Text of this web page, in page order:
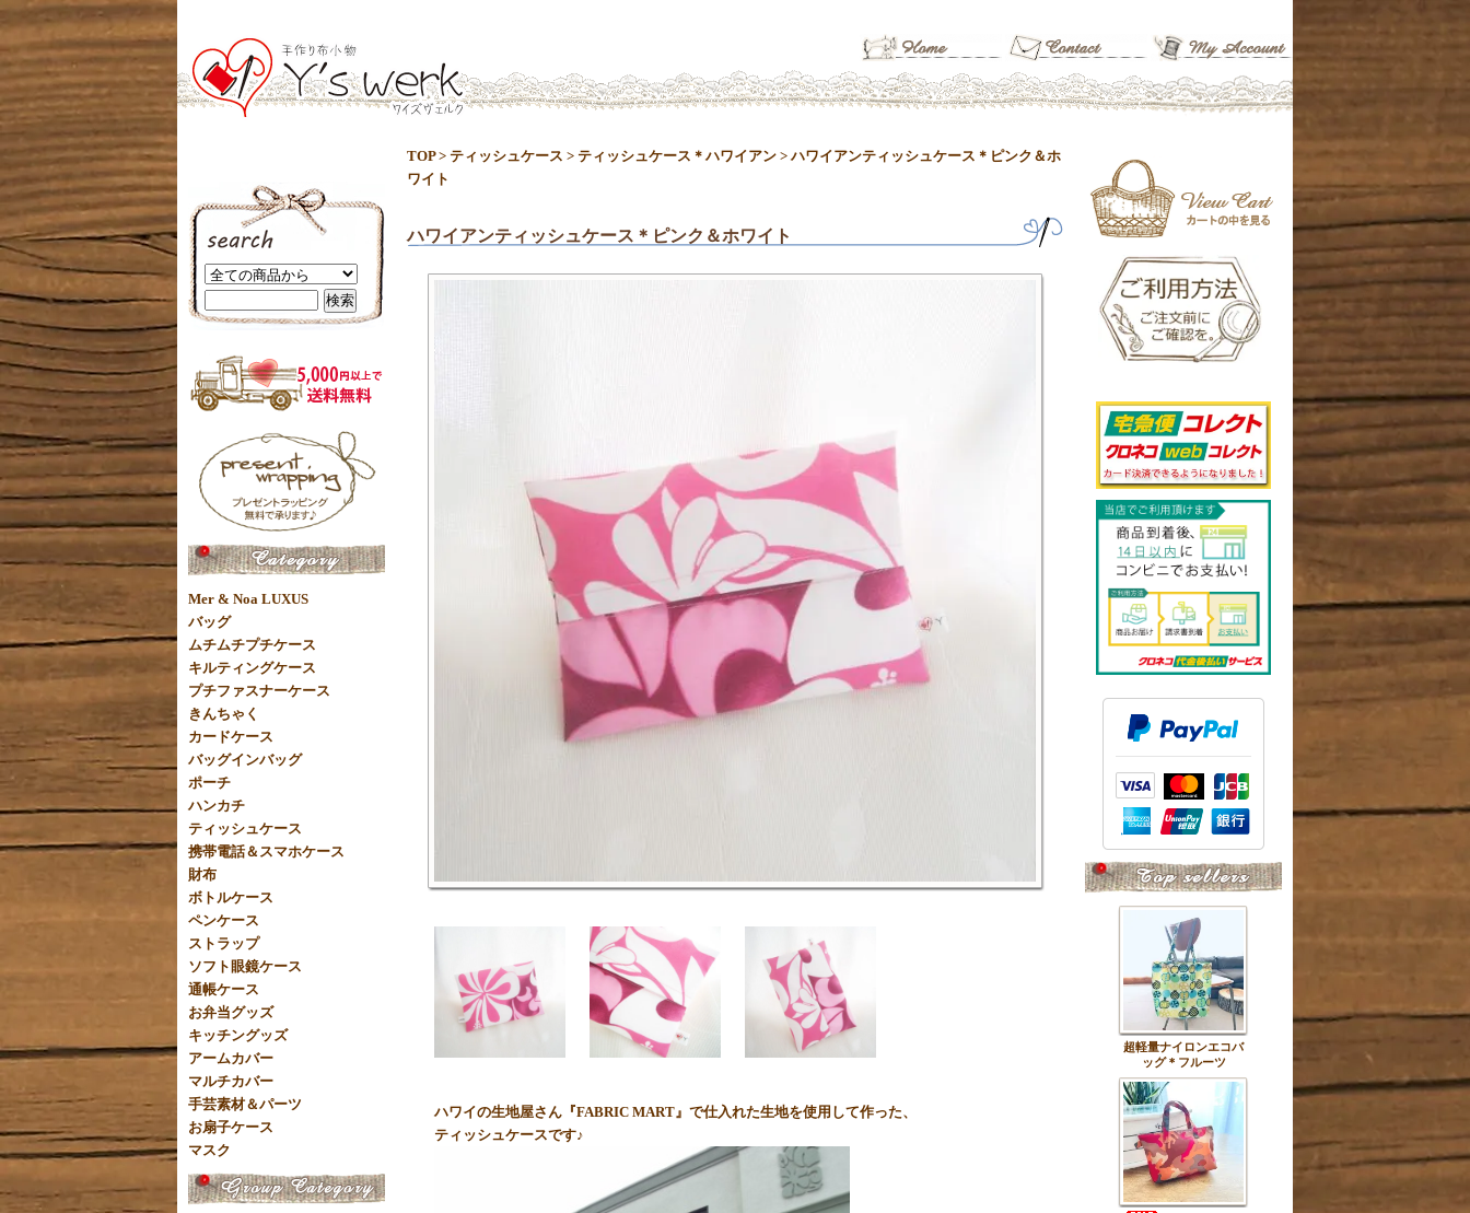
TOP> ティッシュケース > ティッシュケース＊ハワイアン > ハワイアンティッシュケース＊ピンク＆ホ
ワイト
ハワイアンティッシュケース＊ピンク＆ホワイト
ハワイの生地屋さん『FABRIC MART』で仕入れた生地を使用して作った、
ティッシュケースです♪
Mer & Noa LUXUS
バッグ
ムチムチプチケース
キルティングケース
プチファスナーケース
きんちゃく
カードケース
バッグインバッグ
ポーチ
ハンカチ
ティッシュケース
携帯電話＆スマホケース
財布
ボトルケース
ペンケース
ストラップ
ソフト眼鏡ケース
通帳ケース
お弁当グッズ
キッチングッズ
アームカバー
マルチカバー
手芸素材＆パーツ
お扇子ケース
マスク
超軽量ナイロンエコバ
ッグ＊フルーツ